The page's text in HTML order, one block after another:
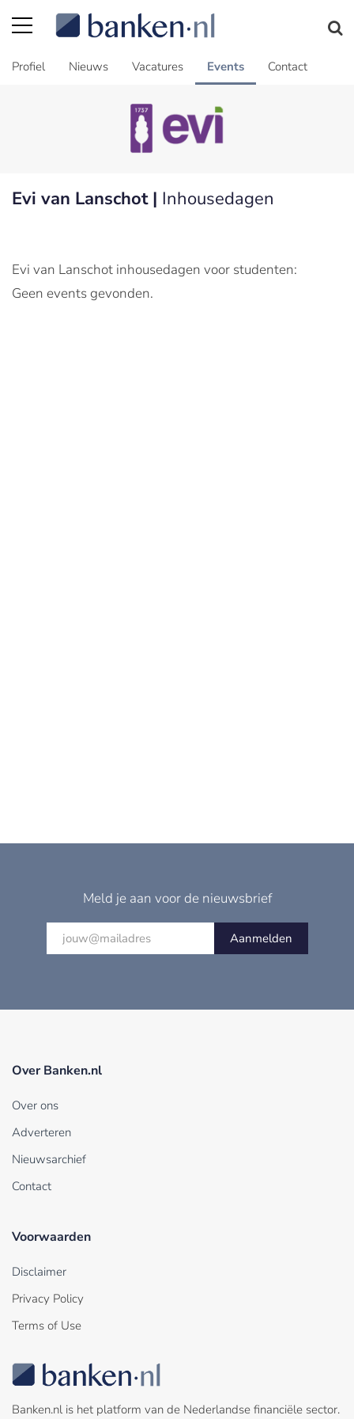
Profiel Nieuws Vacatures Events Contact
Evi van Lanschot | Inhousedagen
Evi van Lanschot inhousedagen voor studenten:
Geen events gevonden.
Meld je aan voor de nieuwsbrief
Aanmelden
Over Banken.nl
Over ons
Adverteren
Nieuwsarchief
Contact
Voorwaarden
Disclaimer
Privacy Policy
Terms of Use
Banken.nl is het platform van de Nederlandse financiële sector.